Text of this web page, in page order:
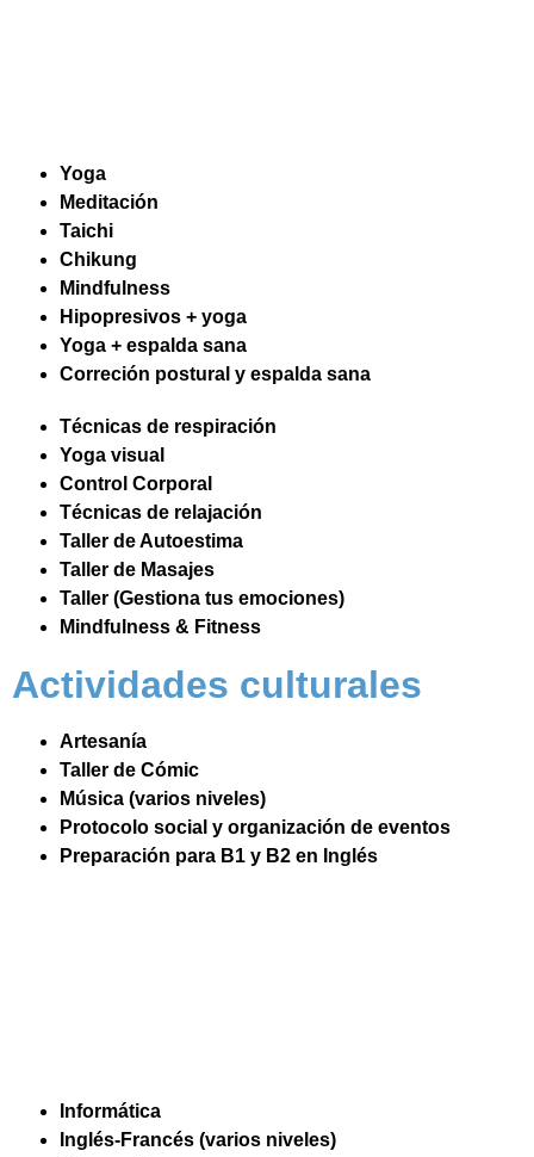
Yoga
Meditación
Taichi
Chikung
Mindfulness
Hipopresivos + yoga
Yoga + espalda sana
Correción postural y espalda sana
Técnicas de respiración
Yoga visual
Control Corporal
Técnicas de relajación
Taller de Autoestima
Taller de Masajes
Taller (Gestiona tus emociones)
Mindfulness & Fitness
Actividades culturales
Artesanía
Taller de Cómic
Música (varios niveles)
Protocolo social y organización de eventos
Preparación para B1 y B2 en Inglés
Informática
Inglés-Francés (varios niveles)